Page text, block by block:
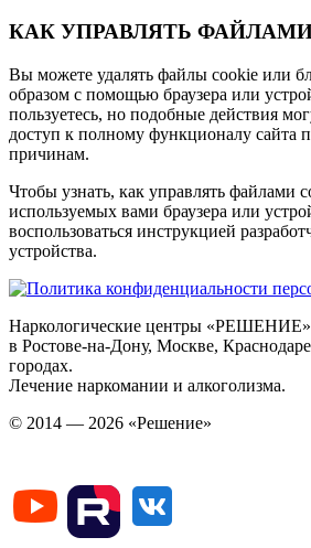
КАК УПРАВЛЯТЬ ФАЙЛАМИ
Вы можете удалять файлы cookie или
образом с помощью браузера или
пользуетесь, но подобные действия
доступ к полному функционалу сайта
причинам.
Чтобы узнать, как управлять файлами
используемых вами браузера или
воспользоваться инструкцией
устройства.
Наркологические центры «РЕШЕНИЕ»
в Ростове-на-Дону, Москве,
городах.
Лечение наркомании и алкоголизма.
© 2014 — 2026 «Решение»